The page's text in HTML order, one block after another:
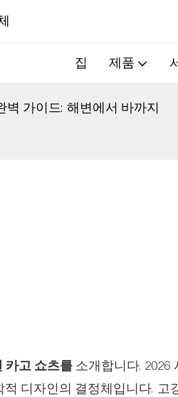
집 제품
가이드: 해변에서 바까지
카고 쇼츠를소개합니다. 2026
디자인의 결정체입니다. 고